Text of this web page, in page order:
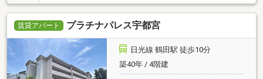
賃貸アパート プラチナパレス宇都宮
日光線 鶴田駅 徒歩10分
築40年 / 4階建